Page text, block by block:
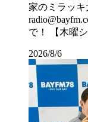
家のミラッ
で！ 【木曜
2026/8/6